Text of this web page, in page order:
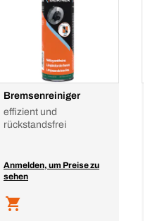
Bremsenreiniger
effizient und
rückstandsfrei
Anmelden, um Preise zu
sehen